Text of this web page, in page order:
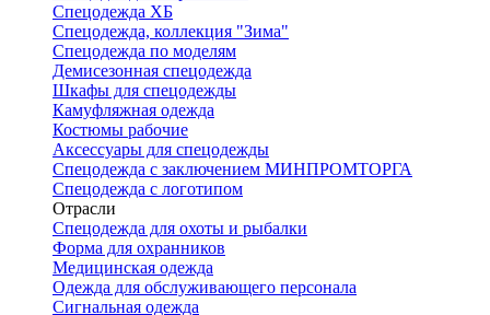
Спецодежда ХБ
Спецодежда, коллекция "Зима"
Спецодежда по моделям
Демисезонная спецодежда
Шкафы для спецодежды
Камуфляжная одежда
Костюмы рабочие
Аксессуары для спецодежды
Спецодежда с заключением МИНПРОМТОРГА
Спецодежда с логотипом
Отрасли
Спецодежда для охоты и рыбалки
Форма для охранников
Медицинская одежда
Одежда для обслуживающего персонала
Сигнальная одежда